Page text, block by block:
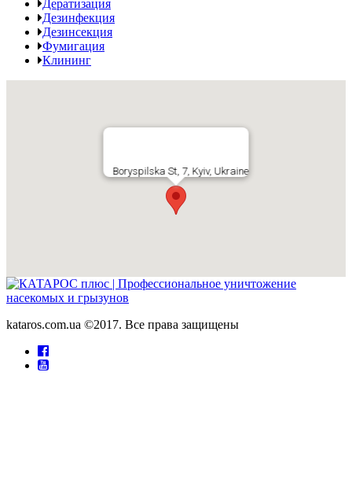
Дератизация
Дезинфекция
Дезинсекция
Фумигация
Клининг
Boryspilska St, 7, Kyiv, Ukraine
kataros.com.ua ©2017. Все права защищены